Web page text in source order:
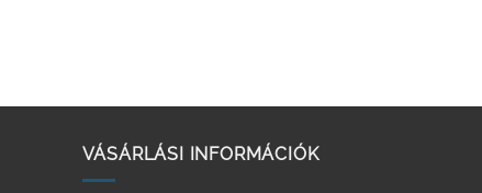
VÁSÁRLÁSI INFORMÁCIÓK